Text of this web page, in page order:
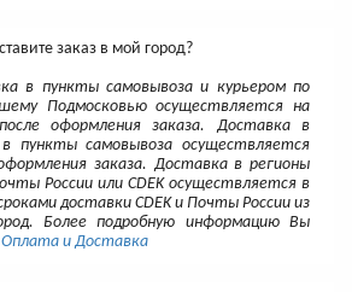
заказ в мой город?
в пункты самовывоза и курьером по
Подмосковью осуществляется на
оформления заказа. Доставка в
пункты самовывоза осуществляется
заказа. Доставка в регионы
России или CDEK осуществляется в
доставки CDEK и Почты России из
Более подробную информацию Вы
Оплата и Доставка